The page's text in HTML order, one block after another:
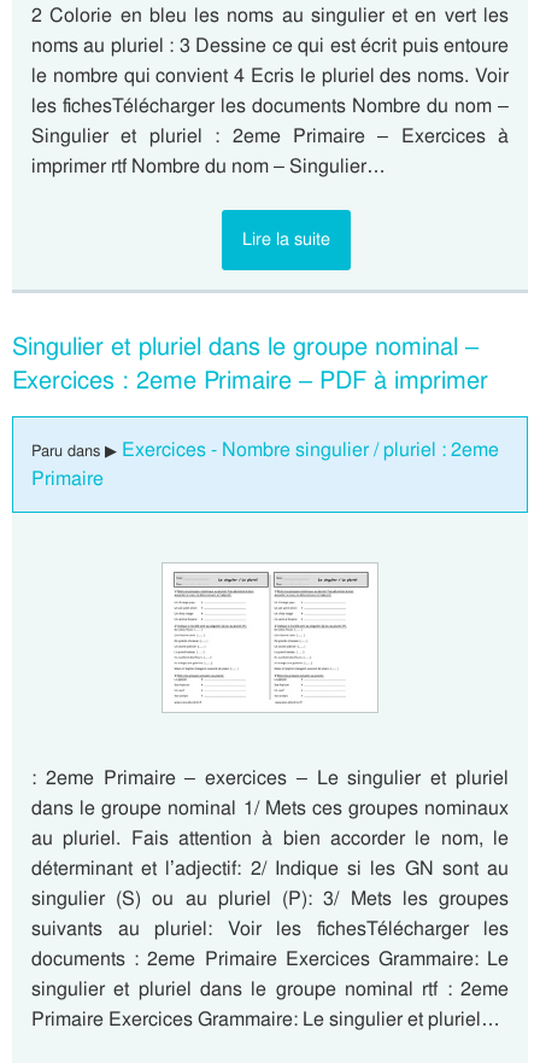
2 Colorie en bleu les noms au singulier et en vert les
noms au pluriel : 3 Dessine ce qui est écrit puis entoure
le nombre qui convient 4 Ecris le pluriel des noms. Voir
les fichesTélécharger les documents Nombre du nom –
Singulier et pluriel : 2eme Primaire – Exercices à
imprimer rtf Nombre du nom – Singulier…
Lire la suite
Singulier et pluriel dans le groupe nominal –
Exercices : 2eme Primaire – PDF à imprimer
Paru dans ▶ Exercices - Nombre singulier / pluriel : 2eme
Primaire
: 2eme Primaire – exercices – Le singulier et pluriel
dans le groupe nominal 1/ Mets ces groupes nominaux
au pluriel. Fais attention à bien accorder le nom, le
déterminant et l’adjectif: 2/ Indique si les GN sont au
singulier (S) ou au pluriel (P): 3/ Mets les groupes
suivants au pluriel: Voir les fichesTélécharger les
documents : 2eme Primaire Exercices Grammaire: Le
singulier et pluriel dans le groupe nominal rtf : 2eme
Primaire Exercices Grammaire: Le singulier et pluriel…